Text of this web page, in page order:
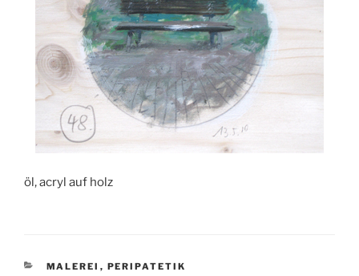
öl, acryl auf holz
KATEGORIEN
MALEREI , PERIPATETIK